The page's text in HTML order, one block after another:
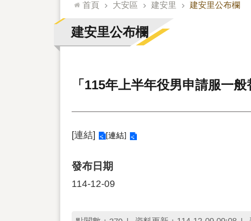
首頁 大安區 建安里 建安里公布欄
建安里公布欄
「115年上半年役男申請服一
[連結] [連結]
發布日期
114-12-09